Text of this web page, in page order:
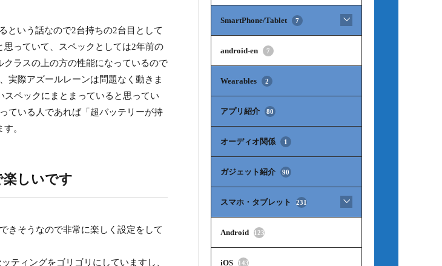
という話なので2台持ちの2台目として
っていて、スペックとしては2年前の
ラスの上の方の性能になっているので
実際アズールレーンは問題なく動きま
ペックにまとまっていると思ってい
ている人であれば「超バッテリーが持
。
しいです
きそうなので非常に楽しく設定をして
ティングをゴリゴリにしていますし、
SmartPhone/Tablet 7
android-en 7
Wearables 2
アプリ紹介 80
オーディオ関係 1
ガジェット紹介 90
スマホ・タブレット 231
Android 123
iOS 143